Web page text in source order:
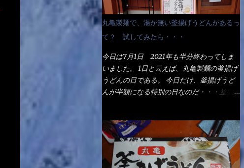
丸亀製麺で、湯が無い釜揚げうどんがあるっ
て？ 試してみたら・・・
今日は7月1日 2021年も半分終わってしま
いました。 1日と云えば、丸亀製麺の釜揚げ
うどんの日である。 今日だけ、釜揚げうど
んが半額になる特別の日なのだ・・・並盛
いことが2つある！ 1つめは釜揚げうどんの
湯が無い注文が通るか？ 釜揚げうどんは、
木の桶に茹で湯と共に＜うどん＞が泳いでる
～ でもコレって食べきるまで湯に浸かって